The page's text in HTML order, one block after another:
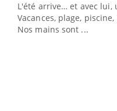
L'été arrive… et avec lui,
Vacances, plage,
Nos mains sont ...